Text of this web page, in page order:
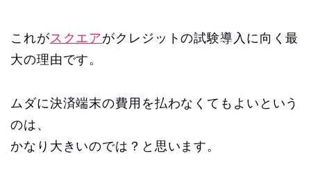
これがスクエアがクレジットの試験導入に向く最
大の理由です。
ムダに決済端末の費用を払わなくてもよいという
のは、
かなり大きいのでは？と思います。